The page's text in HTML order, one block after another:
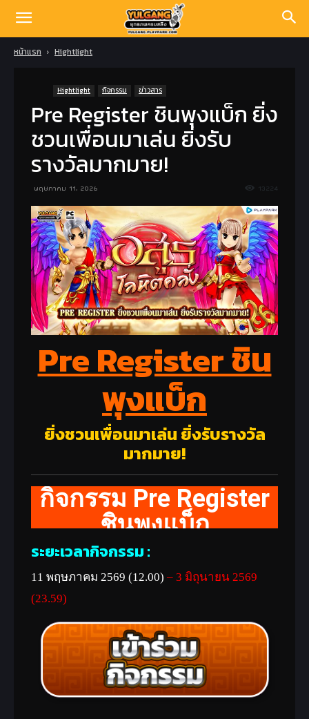
หน้าแรก Hightlight
Hightlight กิจกรรม ข่าวสาร
Pre Register ชินพุงแบ็ก ยิ่ง
ชวนเพื่อนมาเล่น ยิ่งรับ
รางวัลมากมาย!
พฤษภาคม 11, 2026 13224
Pre Register ชิน
พุงแบ็ก
ยิ่งชวนเพื่อนมาเล่น ยิ่งรับรางวัล
มากมาย!
กิจกรรม Pre Register
ชินพุงแบ็ก
ระยะเวลากิจกรรม :
11 พฤษภาคม 2569 (12.00) – 3 มิถุนายน 2569
(23.59)